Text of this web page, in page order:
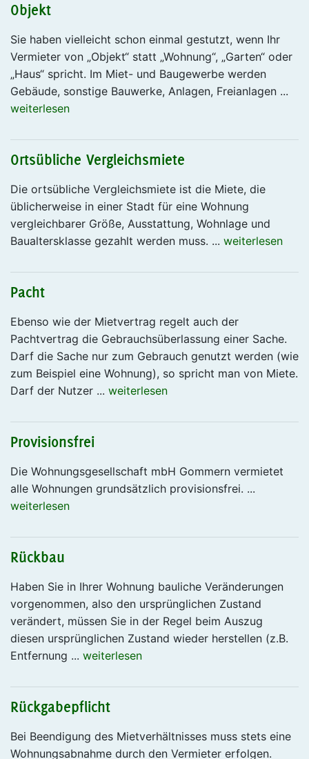
Objekt
Sie haben vielleicht schon einmal gestutzt, wenn Ihr
Vermieter von „Objekt“ statt „Wohnung“, „Garten“ oder
„Haus“ spricht. Im Miet- und Baugewerbe werden
Gebäude, sonstige Bauwerke, Anlagen, Freianlagen ...
weiterlesen
Ortsübliche Vergleichsmiete
Die ortsübliche Vergleichsmiete ist die Miete, die
üblicherweise in einer Stadt für eine Wohnung
vergleichbarer Größe, Ausstattung, Wohnlage und
Baualtersklasse gezahlt werden muss. ... weiterlesen
Pacht
Ebenso wie der Mietvertrag regelt auch der
Pachtvertrag die Gebrauchsüberlassung einer Sache.
Darf die Sache nur zum Gebrauch genutzt werden (wie
zum Beispiel eine Wohnung), so spricht man von Miete.
Darf der Nutzer ... weiterlesen
Provisionsfrei
Die Wohnungsgesellschaft mbH Gommern vermietet
alle Wohnungen grundsätzlich provisionsfrei. ...
weiterlesen
Rückbau
Haben Sie in Ihrer Wohnung bauliche Veränderungen
vorgenommen, also den ursprünglichen Zustand
verändert, müssen Sie in der Regel beim Auszug
diesen ursprünglichen Zustand wieder herstellen (z.B.
Entfernung ... weiterlesen
Rückgabepflicht
Bei Beendigung des Mietverhältnisses muss stets eine
Wohnungsabnahme durch den Vermieter erfolgen.